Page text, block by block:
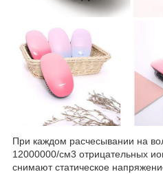
При каждом расчесывании на
12000000/см3 отрицательных
снимают статическое